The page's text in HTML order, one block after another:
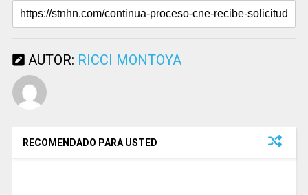
AUTOR: RICCI MONTOYA
RECOMENDADO PARA USTED